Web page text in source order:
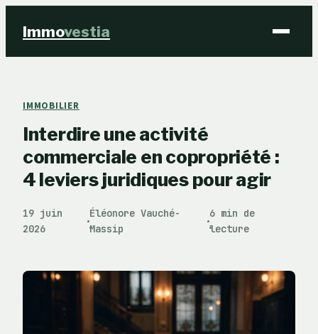
Immovestia
Immobilier
Business
Éducation & Emploi
IMMOBILIER
Interdire une activité
commerciale en copropriété :
4 leviers juridiques pour agir
19 juin
2026
·
Éléonore Vauché-
Massip
·
6 min de
lecture